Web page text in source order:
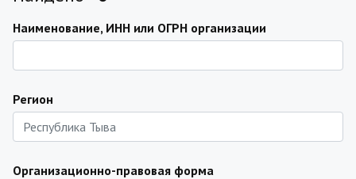
Наименование, ИНН или ОГРН организации
Регион
Организационно-правовая форма